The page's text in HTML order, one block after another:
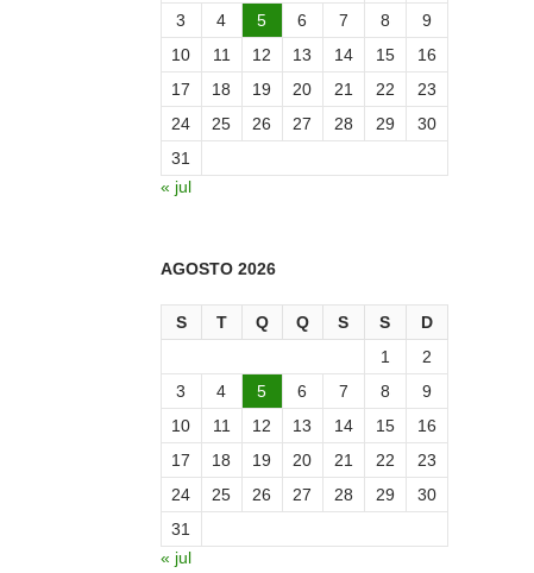
3
4 5 6 7 8
9
10
11 12 13 14 15
16
17
18 19 20 21 22
23
24
25 26 27 28 29
30
31
« jul
AGOSTO 2026
S T Q Q S S
D
1
2
3
4 5 6 7 8
9
10
11 12 13 14 15
16
17
18 19 20 21 22
23
24
25 26 27 28 29
30
31
« jul